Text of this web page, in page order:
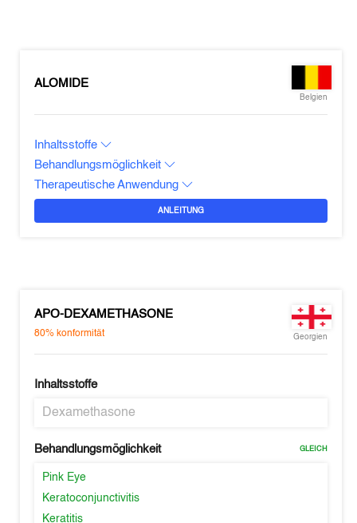
ALOMIDE
Belgien
Inhaltsstoffe
Behandlungsmöglichkeit
Therapeutische Anwendung
ANLEITUNG
APO-DEXAMETHASONE
80% konformität Georgien
Inhaltsstoffe
Dexamethasone
Behandlungsmöglichkeit GLEICH
Pink Eye
Keratoconjunctivitis
Keratitis